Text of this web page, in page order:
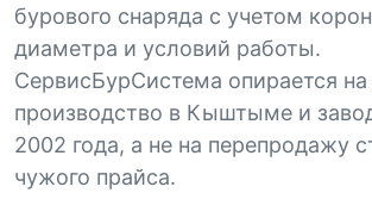
бурового снаряда с учетом
диаметра и условий работы.
СервисБурСистема опирается на
производство в Кыштыме и
2002 года, а не на перепродажу
чужого прайса.